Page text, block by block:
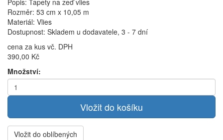
Popis: Tapety na zeď vlies
Rozměr: 53 cm x 10,05 m
Materiál: Vlies
Dostupnost: Skladem u dodavatele, 3 - 7 dní
cena za kus vč. DPH
390,00 Kč
Množství:
Vložit do oblíbených